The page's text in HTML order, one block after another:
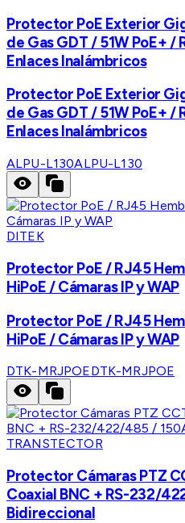
Protector PoE Exterior
de Gas GDT / 51W PoE+
Enlaces Inalámbricos
Protector PoE Exterior
de Gas GDT / 51W PoE+
Enlaces Inalámbricos
ALPU-L130ALPU-L130
DITEK
Protector PoE / RJ45
HiPoE / Cámaras IP y WAP
Protector PoE / RJ45
HiPoE / Cámaras IP y WAP
DTK-MRJPOEDTK-MRJPOE
TRANSTECTOR
Protector Cámaras PTZ
Coaxial BNC + RS-232/
Bidireccional